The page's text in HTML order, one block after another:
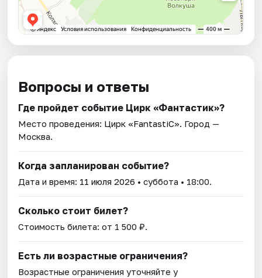
Вопросы и ответы
Где пройдет событие Цирк «Фантастик»?
Место проведения: Цирк «FantastiC». Город —
Москва.
Когда запланирован событие?
Дата и время: 11 июля 2026 • суббота • 18:00.
Сколько стоит билет?
Стоимость билета: от 1 500 ₽.
Есть ли возрастные ограничения?
Возрастные ограничения уточняйте у